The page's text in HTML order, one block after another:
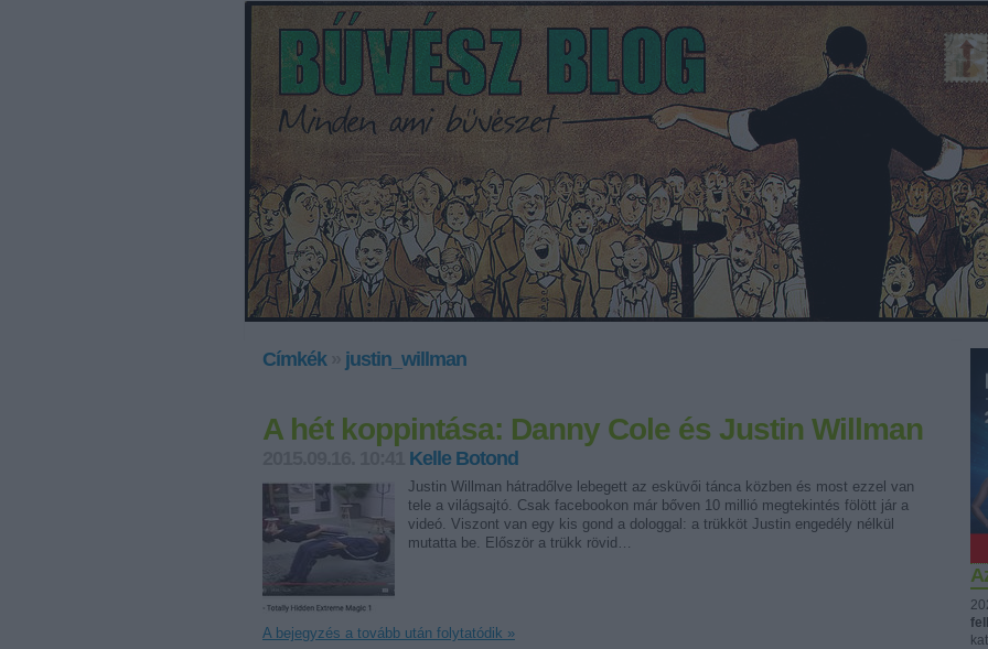
Címkék» justin_willman
A hét koppintása: Danny Cole és Justin Willman
Kelle Botond
Justin Willman hátradőlve lebegett az esküvői tánca közben és most ezzel van
tele a világsajtó. Csak facebookon már bőven 10 millió megtekintés fölött jár a
videó. Viszont van egy kis gond a dologgal: a trükköt Justin engedély nélkül
mutatta be. Először a trükk rövid…
A bejegyzés a tovább után folytatódik »